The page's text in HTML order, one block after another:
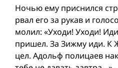
Ночью ему приснился
рвал его за рукав и
молил: «Уходи! Уходи!
пришел. За Зижму иди. К
цел. Адольф полицаев